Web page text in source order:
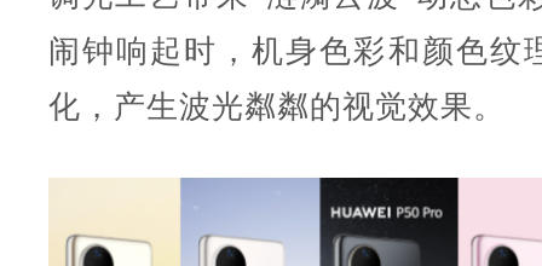
闹钟响起时，机身色彩和颜色纹
化，产生波光粼粼的视觉效果。